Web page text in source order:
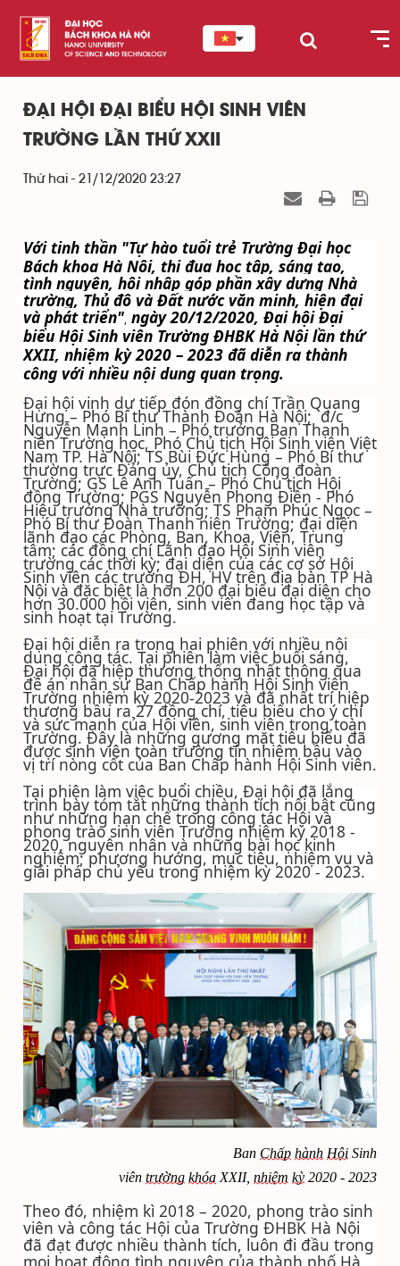
ĐẠI HỘI ĐẠI BIỂU HỘI SINH VIÊN
TRƯỜNG LẦN THỨ XXII
Thứ hai - 21/12/2020 23:27
Với tinh thần "Tự hào tuổi trẻ Trường Đại học
Bách khoa Hà Nội, thi đua học tập, sáng tạo,
tình nguyện, hội nhập góp phần xây dựng Nhà
trường, Thủ đô và Đất nước văn minh, hiện đại
và phát triển", ngày 20/12/2020, Đại hội Đại
biểu Hội Sinh viên Trường ĐHBK Hà Nội lần thứ
XXII, nhiệm kỳ 2020 – 2023 đã diễn ra thành
công với nhiều nội dung quan trọng.
Đại hội vinh dự tiếp đón đồng chí Trần Quang
Hưng – Phó Bí thư Thành Đoàn Hà Nội; đ/c
Nguyễn Mạnh Linh – Phó trưởng Ban Thanh
niên Trường học, Phó Chủ tịch Hội Sinh viên Việt
Nam TP. Hà Nội; TS Bùi Đức Hùng – Phó Bí thư
thường trực Đảng ủy, Chủ tịch Công đoàn
Trường; GS Lê Anh Tuấn – Phó Chủ tịch Hội
đồng Trường; PGS Nguyễn Phong Điền - Phó
Hiệu trưởng Nhà trường; TS Phạm Phúc Ngọc –
Phó Bí thư Đoàn Thanh niên Trường; đại diện
lãnh đạo các Phòng, Ban, Khoa, Viện, Trung
tâm; các đồng chí Lãnh đạo Hội Sinh viên
trường các thời kỳ; đại diện của các cơ sở Hội
Sinh viên các trường ĐH, HV trên địa bàn TP Hà
Nội và đặc biệt là hơn 200 đại biểu đại diện cho
hơn 30.000 hội viên, sinh viên đang học tập và
sinh hoạt tại Trường.
Đại hội diễn ra trong hai phiên với nhiều nội
dung công tác. Tại phiên làm việc buổi sáng,
Đại hội đã hiệp thương thống nhất thông qua
đề án nhân sự Ban Chấp hành Hội Sinh viên
Trường nhiệm kỳ 2020-2023 và đã nhất trí hiệp
thương bầu ra 27 đồng chí, tiêu biểu cho ý chí
và sức mạnh của Hội viên, sinh viên trong toàn
Trường. Đây là những gương mặt tiêu biểu đã
được sinh viên toàn trường tín nhiệm bầu vào
vị trí nòng cốt của Ban Chấp hành Hội Sinh viên.
Tại phiên làm việc buổi chiều, Đại hội đã lắng
trình bày tóm tắt những thành tích nổi bật cũng
như những hạn chế trong công tác Hội và
phong trào sinh viên Trường nhiệm kỳ 2018 -
2020, nguyên nhân và những bài học kinh
nghiệm; phương hướng, mục tiêu, nhiệm vụ và
giải pháp chủ yếu trong nhiệm kỳ 2020 - 2023.
Ban Chấp hành Hội Sinh
viên trường khóa XXII, nhiệm kỳ 2020 - 2023
Theo đó, nhiệm kì 2018 – 2020, phong trào sinh
viên và công tác Hội của Trường ĐHBK Hà Nội
đã đạt được nhiều thành tích, luôn đi đầu trong
mọi hoạt động tình nguyện của thành phố Hà